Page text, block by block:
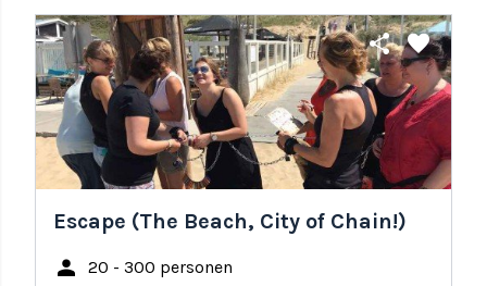
share favorite
Escape (The Beach, City of Chain!)
person 20 - 300 personen